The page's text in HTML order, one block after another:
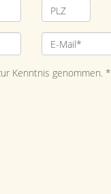
Kenntnis genommen. *